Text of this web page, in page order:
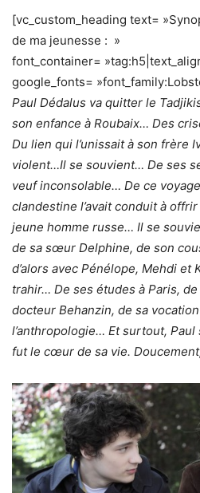
[vc_custom_heading text=
de ma jeunesse : »
font_container=
google_fonts=
Paul Dédalus va quitter le
son enfance à Roubaix… Des
Du lien qui l’unissait à son frère
violent…Il se souvient… De ses
veuf inconsolable… De ce
clandestine l’avait conduit à
jeune homme russe… Il se
de sa sœur Delphine, de son
d’alors avec Pénélope, Mehdi et
trahir… De ses études à Paris,
docteur Behanzin, de sa
l’anthropologie… Et surtout, Paul
fut le cœur de sa vie.